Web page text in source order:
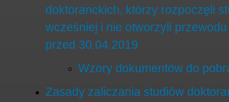
doktoranckich, którzy rozpoczęli
wcześniej i nie otworzyli
przed 30.04.2019
Wzory dokumentów do
Zasady zaliczania studiów